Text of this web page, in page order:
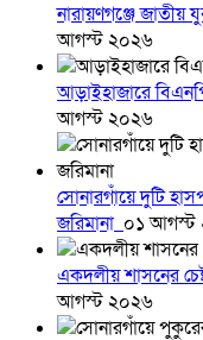
নারায়ণগঞ্জে জাতীয়
আগস্ট ২০২৬
আড়াইহাজারে
আগস্ট ২০২৬
সোনারগাঁয়ে দুটি
জরিমানা ০১ আগস্ট
একদলীয় শাসনের
আগস্ট ২০২৬